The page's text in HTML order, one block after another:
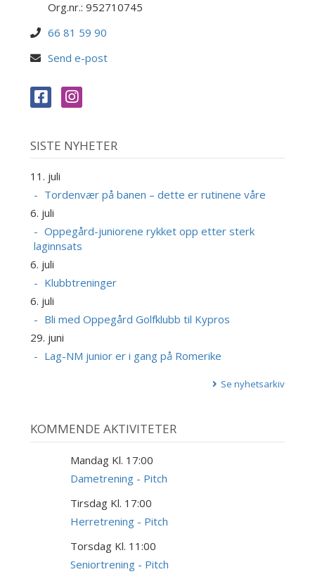
Org.nr.: 952710745
66 81 59 90
Send e-post
SISTE NYHETER
11. juli
Tordenvær på banen – dette er rutinene våre
6. juli
Oppegård-juniorene rykket opp etter sterk
laginnsats
6. juli
Klubbtreninger
6. juli
Bli med Oppegård Golfklubb til Kypros
29. juni
Lag-NM junior er i gang på Romerike
Se nyhetsarkiv
KOMMENDE AKTIVITETER
Mandag Kl. 17:00
Dametrening - Pitch
Tirsdag Kl. 17:00
Herretrening - Pitch
Torsdag Kl. 11:00
Seniortrening - Pitch